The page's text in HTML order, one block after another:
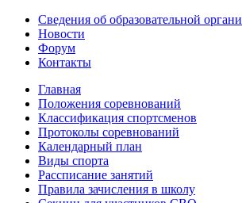
Сведения об образовательной
Новости
Форум
Контакты
Главная
Положения соревнований
Классификация спортсменов
Протоколы соревнований
Календарный план
Виды спорта
Рассписание занятий
Правила зачисления в школу